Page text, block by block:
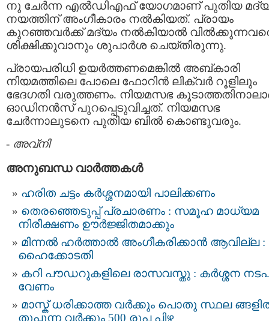
നു ചേർന്ന എൽഡിഎഫ് യോഗമാണ് പുതിയ
നയത്തിന് അംഗീകാരം നൽകിയത്. പ്രായം
കുറഞ്ഞവർക്ക് മദ്യം നൽകിയാൽ
ശിക്ഷിക്കുവാനും ശുപാർശ ചെയ്തിരുന്നു.
പ്രായപരിധി ഉയർത്തണമെങ്കിൽ അബ്കാരി
നിയമത്തിലെ പോലെ ഫോറിൻ ലിക്വർ റൂളിലും
ഭേദഗതി വരുത്തണം. നിയമസഭ
ഓഡിനൻസ് പുറപ്പെടുവിച്ചത്. നിയമസഭ
ചേർന്നാലുടനെ പുതിയ ബിൽ കൊണ്ടുവരും.
- അവ്നി
അനുബന്ധ വാര്‍ത്തകള്‍
ഹരിത ചട്ടം കർശ്ശനമായി പാലിക്കണം
തെരഞ്ഞെടുപ്പ് പ്രചാരണം : സമൂഹ മാധ്യമ
നിരീക്ഷണം ഊർജ്ജിതമാക്കും
മിന്നല്‍ ഹര്‍ത്താല്‍ അംഗീകരിക്കാന്‍ ആവില്ല :
ഹൈക്കോടതി
കറി പൗഡറുകളിലെ രാസവസ്തു : കര്‍ശ്ശന
വേണം
മാസ്ക് ധരിക്കാത്ത വര്‍ക്കും പൊതു സ്ഥല
തുപ്പുന്ന വര്‍ക്കും 500 രൂപ പിഴ